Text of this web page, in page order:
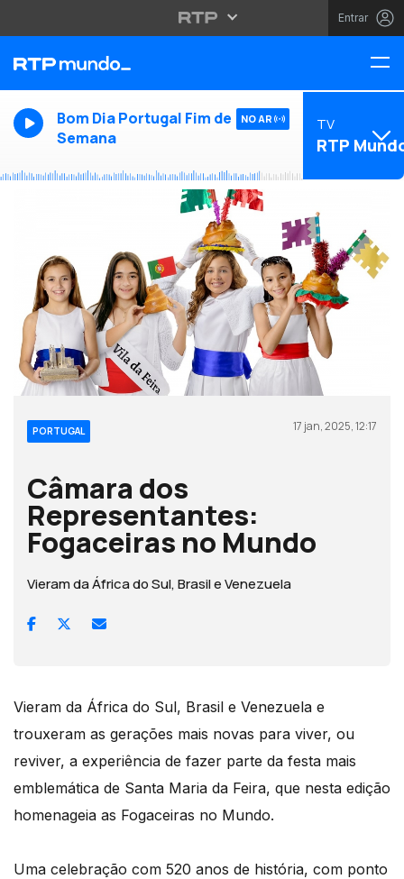
Entrar
Bom Dia Portugal Fim de
Semana
NO AR TV
RTP
PORTUGAL 17 jan, 2025, 12:17
Câmara dos
Representantes:
Fogaceiras no Mundo
Vieram da África do Sul, Brasil e Venezuela
Vieram da África do Sul, Brasil e Venezuela e
trouxeram as gerações mais novas para viver, ou
reviver, a experiência de fazer parte da festa mais
emblemática de Santa Maria da Feira, que nesta edição
homenageia as Fogaceiras no Mundo.
Uma celebração com 520 anos de história, com ponto